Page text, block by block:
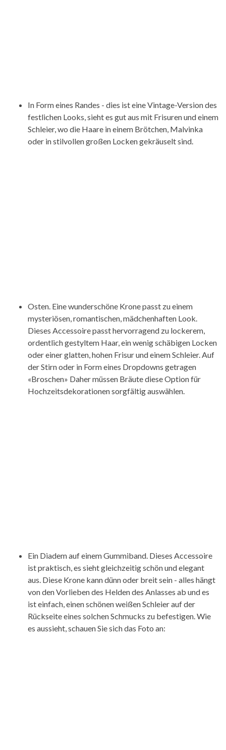
In Form eines Randes - dies ist eine Vintage-Version des
festlichen Looks, sieht es gut aus mit Frisuren und einem
Schleier, wo die Haare in einem Brötchen, Malvinka
oder in stilvollen großen Locken gekräuselt sind.
Osten. Eine wunderschöne Krone passt zu einem
mysteriösen, romantischen, mädchenhaften Look.
Dieses Accessoire passt hervorragend zu lockerem,
ordentlich gestyltem Haar, ein wenig schäbigen Locken
oder einer glatten, hohen Frisur und einem Schleier. Auf
der Stirn oder in Form eines Dropdowns getragen
«Broschen» Daher müssen Bräute diese Option für
Hochzeitsdekorationen sorgfältig auswählen.
Ein Diadem auf einem Gummiband. Dieses Accessoire
ist praktisch, es sieht gleichzeitig schön und elegant
aus. Diese Krone kann dünn oder breit sein - alles hängt
von den Vorlieben des Helden des Anlasses ab und es
ist einfach, einen schönen weißen Schleier auf der
Rückseite eines solchen Schmucks zu befestigen. Wie
es aussieht, schauen Sie sich das Foto an: